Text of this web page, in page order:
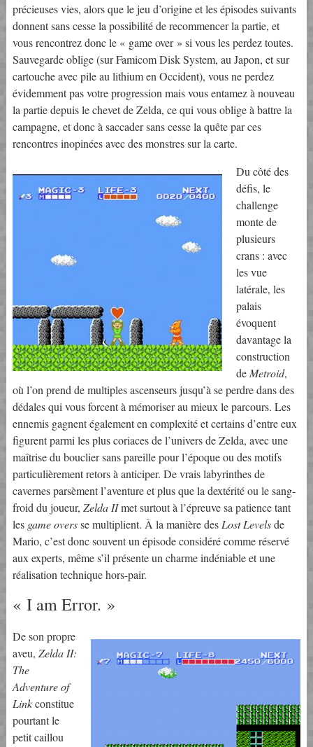
précieuses vies, alors que le jeu d’origine et les épisodes suivants
donnent sans cesse la possibilité de recommencer la partie, et
vous rencontrez donc le « game over » si vous les perdez toutes.
Sauvegarde oblige (sur Famicom Disk System, au Japon, et sur
cartouche avec pile au lithium en Occident), vous ne perdez
évidemment pas votre progression mais vous entamez à nouveau
la partie depuis le chevet de Zelda, ce qui vous oblige à battre la
campagne, et donc à saccader sans cesse la quête par ces
rencontres inopinées avec des monstres sur la carte.
Du côté des
défis, le
challenge
monte de
plusieurs
crans : avec
les vue
latérale, les
palais
évoquent
davantage la
construction
de Metroid,
où l’on prend de multiples ascenseurs jusqu’à se perdre dans des
dédales qui vous forcent à mémoriser au mieux le parcours. Les
ennemis gagnent également en complexité et certains d’entre eux
figurent parmi les plus coriaces de l’univers de Zelda, avec une
maîtrise du bouclier sans pareille pour l’époque ou des motifs
particulièrement retors à anticiper. De vrais labyrinthes de
cavernes parsèment l’aventure et plus que la dextérité ou le sang-
froid du joueur, Zelda IImet surtout à l’épreuve sa patience tant
les game oversse multiplient. À la manière des Lost Levelsde
Mario, c’est donc souvent un épisode considéré comme réservé
aux experts, même s’il présente un charme indéniable et une
réalisation technique hors-pair.
« I am Error. »
De son propre
aveu, Zelda II:
The
Adventure of
Linkconstitue
pourtant le
petit caillou